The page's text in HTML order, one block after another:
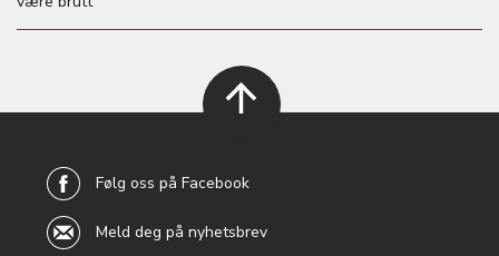
Følg oss på Facebook
Meld deg på nyhetsbrev